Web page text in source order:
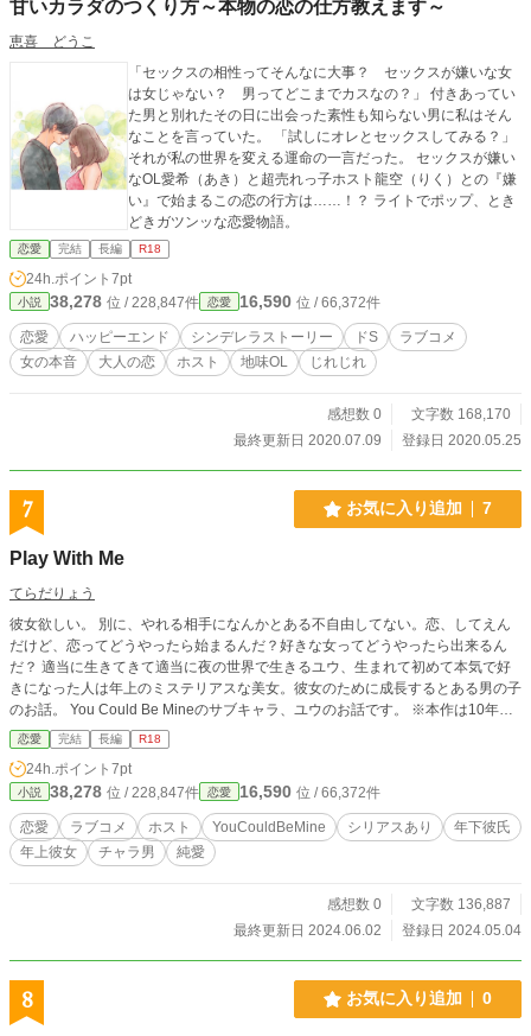
甘いカラダのつくり方～本物の恋の仕方教えます～
恵喜 どうこ
「セックスの相性ってそんなに大事？ セックスが嫌いな女
は女じゃない？ 男ってどこまでカスなの？」 付きあってい
た男と別れたその日に出会った素性も知らない男に私はそん
なことを言っていた。 「試しにオレとセックスしてみる？」
それが私の世界を変える運命の一言だった。 セックスが嫌い
なOL愛希（あき）と超売れっ子ホスト龍空（りく）との『嫌
い』で始まるこの恋の行方は……！？ ライトでポップ、とき
どきガツンッな恋愛物語。
恋愛 完結 長編 R18
24h.ポイント 7pt
小説 38,278 位 / 228,847件 恋愛 16,590 位 / 66,372件
恋愛 ハッピーエンド シンデレラストーリー ドS
ラブコメ
女の本音
大人の恋 ホスト 地味OL じれじれ
感想数 0
文字数 168,170
最終更新日 2020.07.09
登録日 2020.05.25
7 お気に入り追加 7
Play With Me
てらだりょう
彼女欲しい。 別に、やれる相手になんかとある不自由してない。恋、してえん
だけど、恋ってどうやったら始まるんだ？好きな女ってどうやったら出来るん
だ？ 適当に生きてきて適当に夜の世界で生きるユウ、生まれて初めて本気で好
きになった人は年上のミステリアスな美女。彼女のために成長するとある男の子
のお話。 You Could Be Mineのサブキャラ、ユウのお話です。 ※本作は10年ほ
ど前が初出の作品です。当時の改訂版となりますが、設定などは初出当時のまま
使用しておりますのでご理解、ご容赦のほどお願いいたします。
恋愛 完結 長編 R18
24h.ポイント 7pt
小説 38,278 位 / 228,847件 恋愛 16,590 位 / 66,372件
恋愛 ラブコメ ホスト YouCouldBeMine シリアスあり
年下彼氏
年上彼女
チャラ男 純愛
感想数 0
文字数 136,887
最終更新日 2024.06.02
登録日 2024.05.04
8 お気に入り追加 0